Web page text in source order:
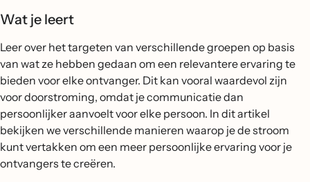
Wat je leert
Leer over het targeten van verschillende groepen op basis
van wat ze hebben gedaan om een relevantere ervaring te
bieden voor elke ontvanger. Dit kan vooral waardevol zijn
voor doorstroming, omdat je communicatie dan
persoonlijker aanvoelt voor elke persoon. In dit artikel
bekijken we verschillende manieren waarop je de stroom
kunt vertakken om een meer persoonlijke ervaring voor je
ontvangers te creëren.